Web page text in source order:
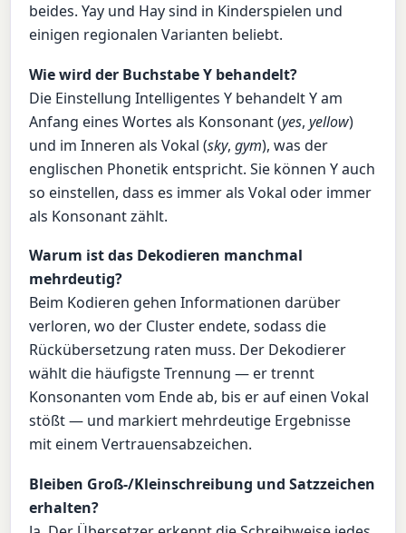
beides. Yay und Hay sind in Kinderspielen und
einigen regionalen Varianten beliebt.
Wie wird der Buchstabe Y behandelt?
Die Einstellung Intelligentes Y behandelt Y am
Anfang eines Wortes als Konsonant (yes,yellow)
und im Inneren als Vokal (sky,gym), was der
englischen Phonetik entspricht. Sie können Y auch
so einstellen, dass es immer als Vokal oder immer
als Konsonant zählt.
Warum ist das Dekodieren manchmal
mehrdeutig?
Beim Kodieren gehen Informationen darüber
verloren, wo der Cluster endete, sodass die
Rückübersetzung raten muss. Der Dekodierer
wählt die häufigste Trennung — er trennt
Konsonanten vom Ende ab, bis er auf einen Vokal
stößt — und markiert mehrdeutige Ergebnisse
mit einem Vertrauensabzeichen.
Bleiben Groß-/Kleinschreibung und Satzzeichen
erhalten?